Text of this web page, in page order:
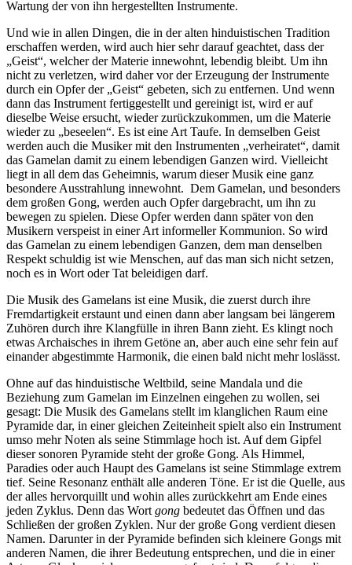
Wartung der von ihn hergestellten Instrumente.
Und wie in allen Dingen, die in der alten hinduistischen Tradition
erschaffen werden, wird auch hier sehr darauf geachtet, dass der
„Geist“, welcher der Materie innewohnt, lebendig bleibt. Um ihn
nicht zu verletzen, wird daher vor der Erzeugung der Instrumente
durch ein Opfer der „Geist“ gebeten, sich zu entfernen. Und wenn
dann das Instrument fertiggestellt und gereinigt ist, wird er auf
dieselbe Weise ersucht, wieder zurückzukommen, um die Materie
wieder zu „beseelen“. Es ist eine Art Taufe. In demselben Geist
werden auch die Musiker mit den Instrumenten „verheiratet“, damit
das Gamelan damit zu einem lebendigen Ganzen wird. Vielleicht
liegt in all dem das Geheimnis, warum dieser Musik eine ganz
besondere Ausstrahlung innewohnt. Dem Gamelan, und besonders
dem großen Gong, werden auch Opfer dargebracht, um ihn zu
bewegen zu spielen. Diese Opfer werden dann später von den
Musikern verspeist in einer Art informeller Kommunion. So wird
das Gamelan zu einem lebendigen Ganzen, dem man denselben
Respekt schuldig ist wie Menschen, auf das man sich nicht setzen,
noch es in Wort oder Tat beleidigen darf.
Die Musik des Gamelans ist eine Musik, die zuerst durch ihre
Fremdartigkeit erstaunt und einen dann aber langsam bei längerem
Zuhören durch ihre Klangfülle in ihren Bann zieht. Es klingt noch
etwas Archaisches in ihrem Getöne an, aber auch eine sehr fein auf
einander abgestimmte Harmonik, die einen bald nicht mehr loslässt.
Ohne auf das hinduistische Weltbild, seine Mandala und die
Beziehung zum Gamelan im Einzelnen eingehen zu wollen, sei
gesagt: Die Musik des Gamelans stellt im klanglichen Raum eine
Pyramide dar, in einer gleichen Zeiteinheit spielt also ein Instrument
umso mehr Noten als seine Stimmlage hoch ist. Auf dem Gipfel
dieser sonoren Pyramide steht der große Gong. Als Himmel,
Paradies oder auch Haupt des Gamelans ist seine Stimmlage extrem
tief. Seine Resonanz enthält alle anderen Töne. Er ist die Quelle, aus
der alles hervorquillt und wohin alles zurückkehrt am Ende eines
jeden Zyklus. Denn das Wort gong bedeutet das Öffnen und das
Schließen der großen Zyklen. Nur der große Gong verdient diesen
Namen. Darunter in der Pyramide befinden sich kleinere Gongs mit
anderen Namen, die ihrer Bedeutung entsprechen, und die in einer